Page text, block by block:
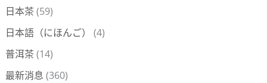
日本茶 (59)
日本語（にほんご）
(4)
普洱茶 (14)
最新消息 (360)